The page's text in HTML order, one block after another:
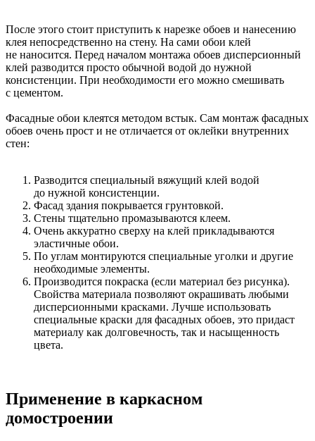
После этого стоит приступить к нарезке обоев и нанесению
клея непосредственно на стену. На сами обои клей
не наносится. Перед началом монтажа обоев дисперсионный
клей разводится просто обычной водой до нужной
консистенции. При необходимости его можно смешивать
с цементом.
Фасадные обои клеятся методом встык. Сам монтаж фасадных
обоев очень прост и не отличается от оклейки внутренних
стен:
Разводится специальный вяжущий клей водой
до нужной консистенции.
Фасад здания покрывается грунтовкой.
Стены тщательно промазываются клеем.
Очень аккуратно сверху на клей прикладываются
эластичные обои.
По углам монтируются специальные уголки и другие
необходимые элементы.
Производится покраска (если материал без рисунка).
Свойства материала позволяют окрашивать любыми
дисперсионными красками. Лучше использовать
специальные краски для фасадных обоев, это придаст
материалу как долговечность, так и насыщенность
цвета.
Применение в каркасном
домостроении